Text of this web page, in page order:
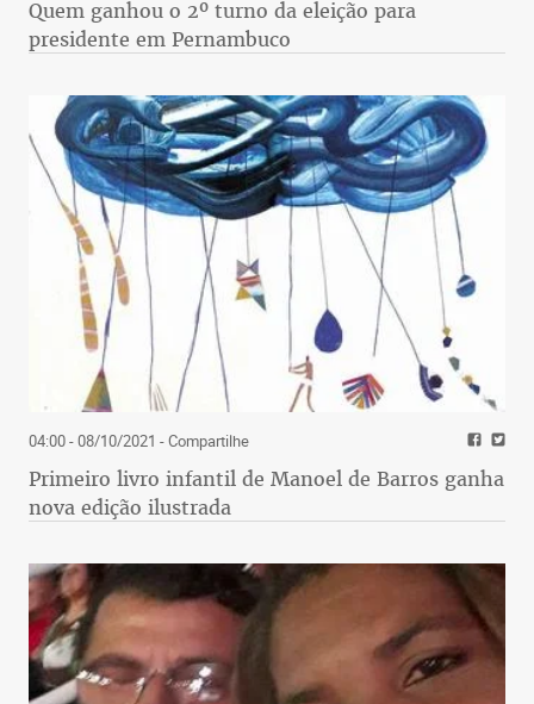
Quem ganhou o 2º turno da eleição para
presidente em Pernambuco
04:00 - 08/10/2021 - Compartilhe
Primeiro livro infantil de Manoel de Barros ganha
nova edição ilustrada